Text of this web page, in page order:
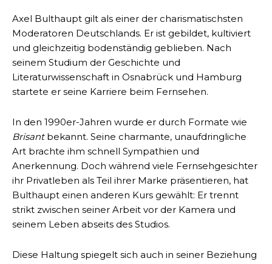
Axel Bulthaupt gilt als einer der charismatischsten
Moderatoren Deutschlands. Er ist gebildet, kultiviert
und gleichzeitig bodenständig geblieben. Nach
seinem Studium der Geschichte und
Literaturwissenschaft in Osnabrück und Hamburg
startete er seine Karriere beim Fernsehen.
In den 1990er-Jahren wurde er durch Formate wie
Brisantbekannt. Seine charmante, unaufdringliche
Art brachte ihm schnell Sympathien und
Anerkennung. Doch während viele Fernsehgesichter
ihr Privatleben als Teil ihrer Marke präsentieren, hat
Bulthaupt einen anderen Kurs gewählt: Er trennt
strikt zwischen seiner Arbeit vor der Kamera und
seinem Leben abseits des Studios.
Diese Haltung spiegelt sich auch in seiner Beziehung